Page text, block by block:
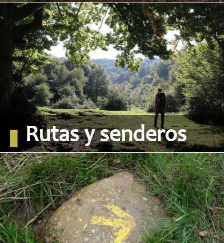
Rutas y senderos